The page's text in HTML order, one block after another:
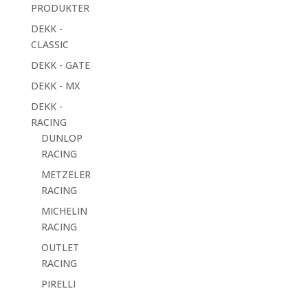
PRODUKTER
DEKK -
CLASSIC
DEKK - GATE
DEKK - MX
DEKK -
RACING
DUNLOP
RACING
METZELER
RACING
MICHELIN
RACING
OUTLET
RACING
PIRELLI